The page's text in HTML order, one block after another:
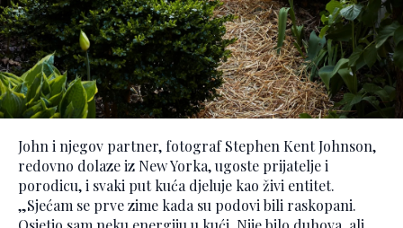
John i njegov partner, fotograf Stephen Kent Johnson,
redovno dolaze iz New Yorka, ugoste prijatelje i
porodicu, i svaki put kuća djeluje kao živi entitet.
„Sjećam se prve zime kada su podovi bili raskopani.